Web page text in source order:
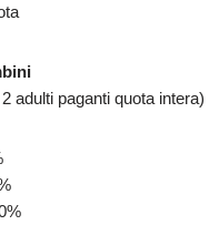
adulti paganti quota intera)